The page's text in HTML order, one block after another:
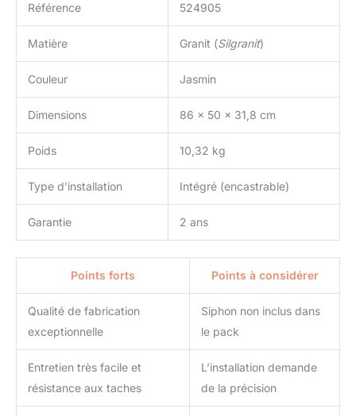
Référence 524905
Matière Granit (Silgranit)
Couleur Jasmin
Dimensions 86 x 50 x 31,8 cm
Poids 10,32 kg
Type d’installation Intégré (encastrable)
Garantie 2 ans
Points forts Points à considérer
Qualité de fabrication
exceptionnelle
Siphon non inclus dans
le pack
Entretien très facile et
résistance aux taches
L’installation demande
de la précision